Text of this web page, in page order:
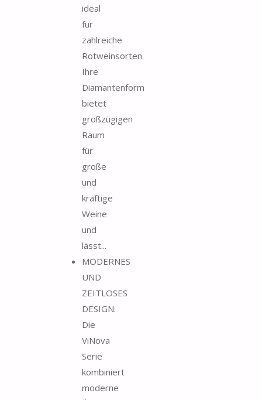
ideal
für
zahlreiche
Rotweinsorten.
Ihre
Diamantenform
bietet
großzügigen
Raum
für
große
und
kräftige
Weine
und
lässt...
MODERNES
UND
ZEITLOSES
DESIGN:
Die
ViNova
Serie
kombiniert
moderne